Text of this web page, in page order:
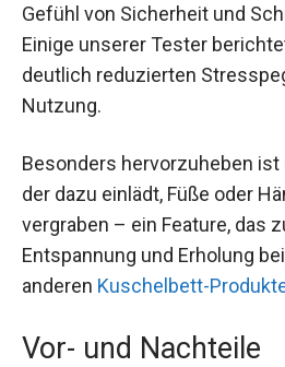
Gefühl von Sicherheit und
Einige unserer Tester
deutlich reduzierten
Nutzung.
Besonders hervorzuheben ist
der dazu einlädt, Füße oder
vergraben – ein Feature, das
Entspannung und Erholung
anderen Kuschelbett-
Vor- und Nachteile